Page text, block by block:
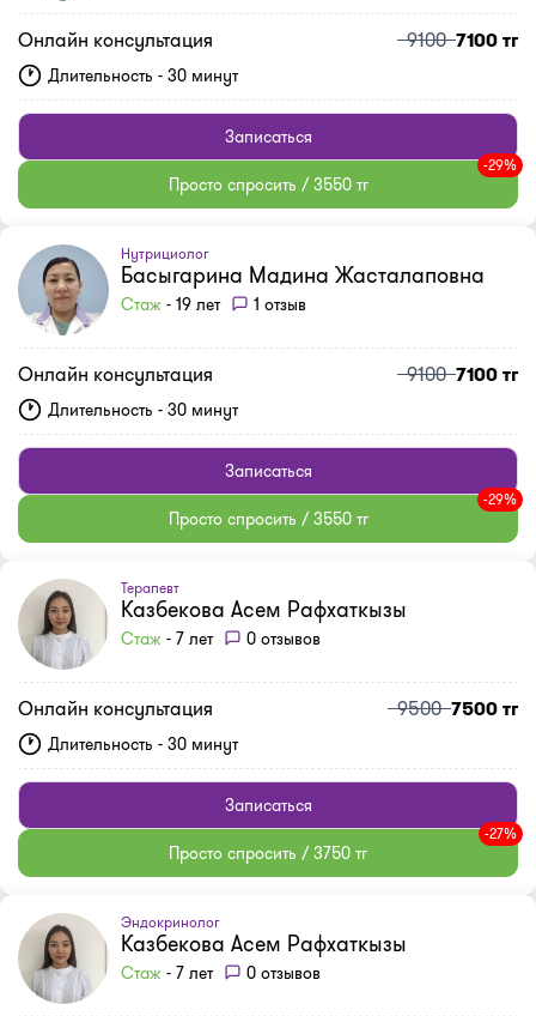
Онлайн консультация 91007100 тг
Длительность - 30 минут
Записаться
Просто спросить / 3550 тг
-29%
Нутрициолог
Басыгарина Мадина Жасталаповна
Стаж - 19 лет 1 отзыв
Онлайн консультация 91007100 тг
Длительность - 30 минут
Записаться
Просто спросить / 3550 тг
-29%
Терапевт
Казбекова Асем Рафхаткызы
Стаж - 7 лет 0 отзывов
Онлайн консультация 95007500 тг
Длительность - 30 минут
Записаться
Просто спросить / 3750 тг
-27%
Эндокринолог
Казбекова Асем Рафхаткызы
Стаж - 7 лет 0 отзывов